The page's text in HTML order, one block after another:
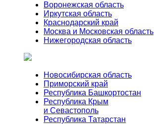
Воронежская область
Иркутская область
Краснодарский край
Москва и Московская область
Нижегородская область
Новосибирская область
Приморский край
Республика Башкортостан
Республика Крым
и Севастополь
Республика Татарстан